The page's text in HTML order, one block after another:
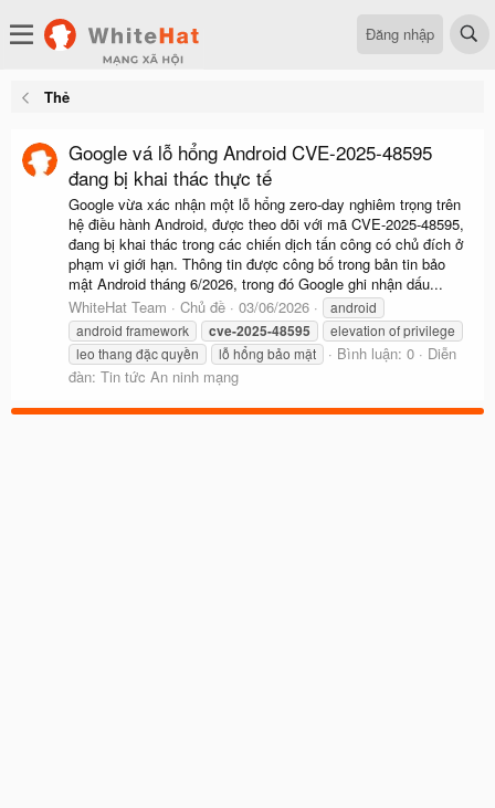
Đăng nhập
Thẻ
Google vá lỗ hổng Android CVE-2025-48595
đang bị khai thác thực tế
Google vừa xác nhận một lỗ hổng zero-day nghiêm trọng trên
hệ điều hành Android, được theo dõi với mã CVE-2025-48595,
đang bị khai thác trong các chiến dịch tấn công có chủ đích ở
phạm vi giới hạn. Thông tin được công bố trong bản tin bảo
mật Android tháng 6/2026, trong đó Google ghi nhận dấu...
WhiteHat Team
Chủ đề 03/06/2026
android
android framework
cve-2025-48595
elevation of privilege
leo thang đặc quyền
lỗ hổng bảo mật Bình luận: 0
Diễn
đàn: Tin tức An ninh mạng